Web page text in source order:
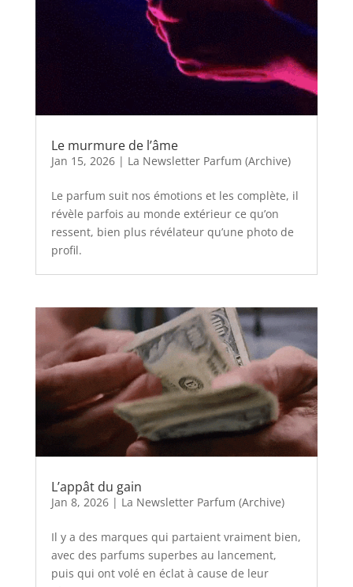
Le murmure de l’âme
Jan 15, 2026| La Newsletter Parfum (Archive)
Le parfum suit nos émotions et les complète, il
révèle parfois au monde extérieur ce qu’on
ressent, bien plus révélateur qu’une photo de
profil.
L’appât du gain
Jan 8, 2026| La Newsletter Parfum (Archive)
Il y a des marques qui partaient vraiment bien,
avec des parfums superbes au lancement,
puis qui ont volé en éclat à cause de leur